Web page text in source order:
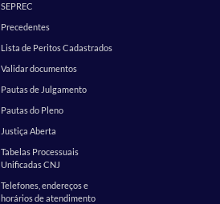
SEPREC
Precedentes
Lista de Peritos Cadastrados
Validar documentos
Pautas de Julgamento
Pautas do Pleno
Justiça Aberta
Tabelas Processuais
Unificadas CNJ
Telefones, endereços e
horários de atendimento